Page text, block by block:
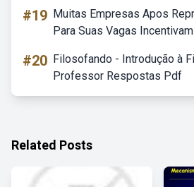
#19 Muitas Empresas Apos
Para Suas Vagas Incentivam
#20 Filosofando - Introdução à
Professor Respostas Pdf
Related Posts